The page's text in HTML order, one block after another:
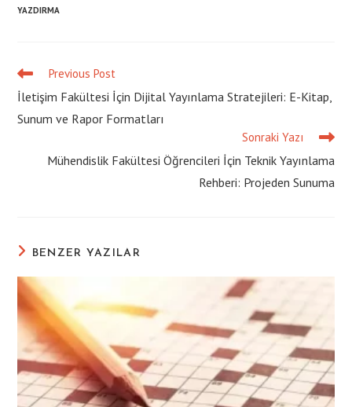
YAZDIRMA
Read
articles
Previous Post
İletişim Fakültesi İçin Dijital Yayınlama Stratejileri: E-Kitap,
Sunum ve Rapor Formatları
Sonraki Yazı
Mühendislik Fakültesi Öğrencileri İçin Teknik Yayınlama
Rehberi: Projeden Sunuma
BENZER YAZILAR